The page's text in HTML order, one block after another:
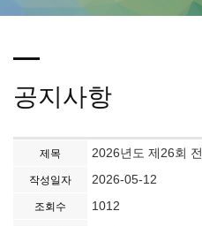
공지사항
제목 2026년도 제26회
작성일자 2026-05-12
조회수 1012